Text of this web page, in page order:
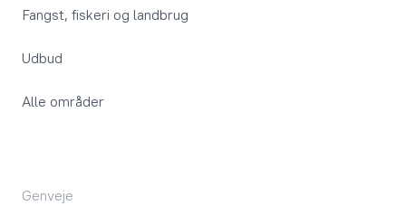
Fangst, fiskeri og landbrug
Udbud
Alle områder
Genveje